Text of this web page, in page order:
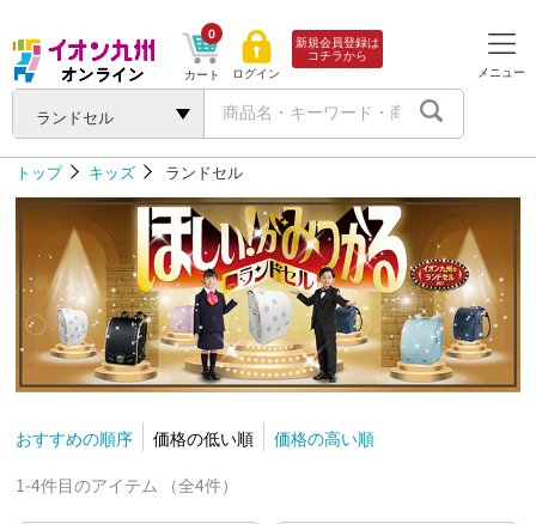
ランドセル
カート
0
ログイン
新規会員登録は
コチラから
メニュー
トップ キッズ ランドセル
おすすめの順序 価格の低い順
価格の高い順
1-4件目のアイテム （全4件）